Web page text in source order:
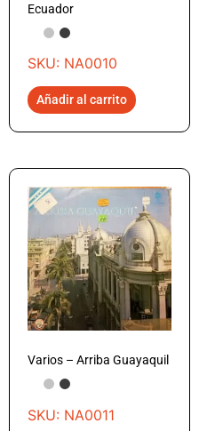
Ecuador
SKU: NA0010
Añadir al carrito
Varios – Arriba Guayaquil
SKU: NA0011